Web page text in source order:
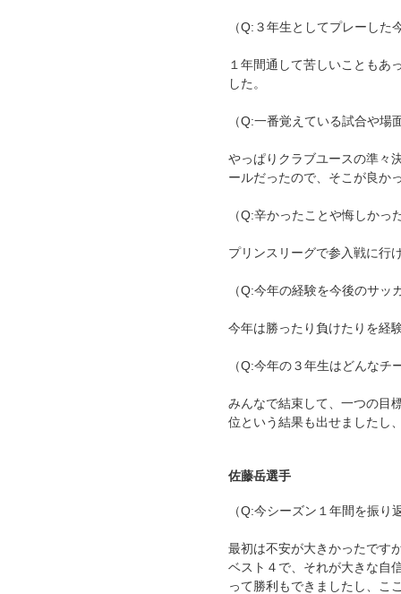
（Q:３年生としてプレーし
１年間通して苦しいこともあ
した。
（Q:一番覚えている試合や場
やっぱりクラブユースの準々
ールだったので、そこが良か
（Q:辛かったことや悔しかっ
プリンスリーグで参入戦に行
（Q:今年の経験を今後のサ
今年は勝ったり負けたりを経
（Q:今年の３年生はどんなチ
みんなで結束して、一つの目
位という結果も出せましたし
佐藤岳選手
（Q:今シーズン１年間を振り
最初は不安が大きかったです
ベスト４で、それが大きな自
って勝利もできましたし、こ